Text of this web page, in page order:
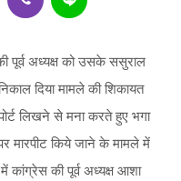
पूर्व अध्यक्ष को उसके ससुराल
दिया मामले की शिकायत
लिखने से मना करते हुए भगा
मारपीट किये जाने के मामले में
कांग्रेस की पूर्व अध्यक्ष आशा